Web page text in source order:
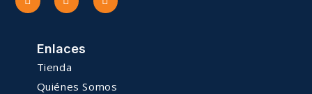
Enlaces
Tienda
Quiénes Somos